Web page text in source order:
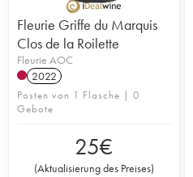
Fleurie Griffe du Marquis
Clos de la Roilette
Fleurie AOC
2022
Posten von 1 Flasche | 0
Gebote
25€
(Aktualisierung des Preises)